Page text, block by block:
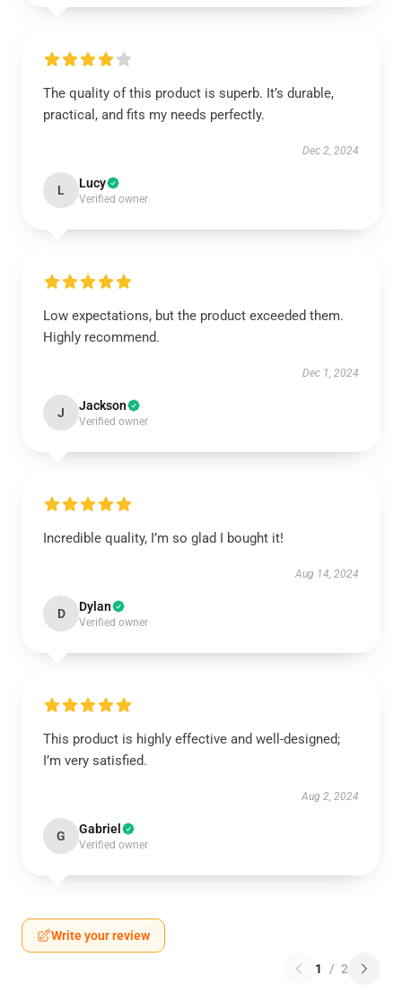
The quality of this product is superb. It’s durable,
practical, and fits my needs perfectly.
Dec 2, 2024
L Lucy
Verified owner
Low expectations, but the product exceeded them.
Highly recommend.
Dec 1, 2024
J Jackson
Verified owner
Incredible quality, I’m so glad I bought it!
Aug 14, 2024
D Dylan
Verified owner
This product is highly effective and well-designed;
I’m very satisfied.
Aug 2, 2024
G Gabriel
Verified owner
Write your review
1 / 2